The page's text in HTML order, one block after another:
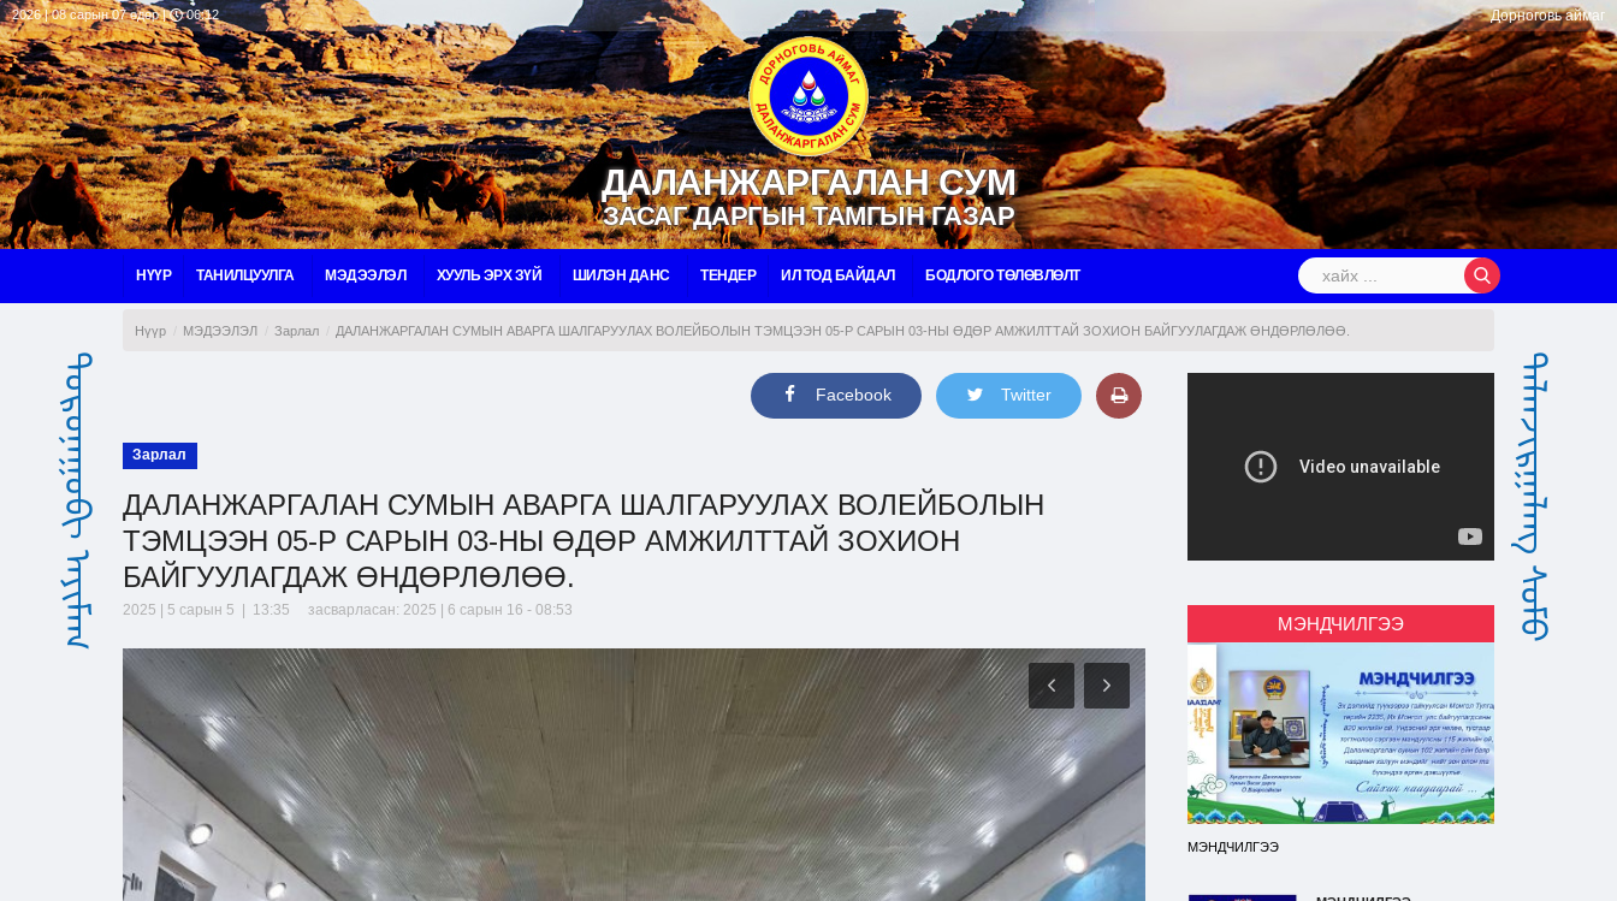
ДАЛАНЖАРГАЛАН СУМ
ЗАСАГ ДАРГЫН ТАМГЫН ГАЗАР
Дорноговь аймаг
2026 | 08 сарын 07 өдөр | 06:12
НҮҮР ТАНИЛЦУУЛГА МЭДЭЭЛЭЛ ХУУЛЬ ЭРХ ЗҮЙ ШИЛЭН ДАНС ТЕНДЕР ИЛ ТОД БАЙДАЛ БОДЛОГО ТӨЛӨВЛӨЛТ
ᠳᠣᠷᠤᠨᠠᠭᠣᠪᠢ ᠠᠶᠢᠮᠠᠭ ᠳᠠᠯᠠᠨᠵᠢᠷᠭᠠᠯᠠᠩ ᠰᠤᠮᠤ
Нүүр МЭДЭЭЛЭЛ Зарлал ДАЛАНЖАРГАЛАН СУМЫН АВАРГА ШАЛГАРУУЛАХ ВОЛЕЙБОЛЫН ТЭМЦЭЭН 05-Р САРЫН 03-НЫ ӨДӨР АМЖИЛТТАЙ ЗОХИОН БАЙГУУЛАГДАЖ ӨНДӨРЛӨЛӨӨ.
Facebook Twitter
Зарлал
ДАЛАНЖАРГАЛАН СУМЫН АВАРГА ШАЛГАРУУЛАХ ВОЛЕЙБОЛЫН
ТЭМЦЭЭН 05-Р САРЫН 03-НЫ ӨДӨР АМЖИЛТТАЙ ЗОХИОН
БАЙГУУЛАГДАЖ ӨНДӨРЛӨЛӨӨ.
2025 | 5 сарын 5 | 13:35 засварласан: 2025 | 6 сарын 16 - 08:53
МЭНДЧИЛГЭЭ
МЭНДЧИЛГЭЭ